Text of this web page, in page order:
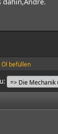
befüllen